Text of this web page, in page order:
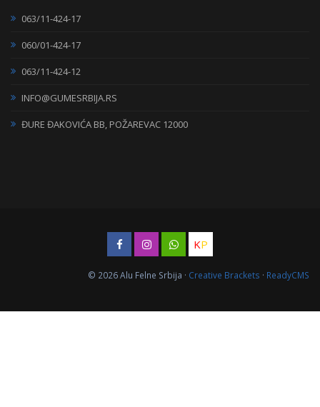
063/11-424-17
060/01-424-17
063/11-424-12
INFO@GUMESRBIJA.RS
ĐURE ĐAKOVIĆA BB, POŽAREVAC 12000
KP
© 2026 Alu Felne Srbija · Creative Brackets · ReadyCMS